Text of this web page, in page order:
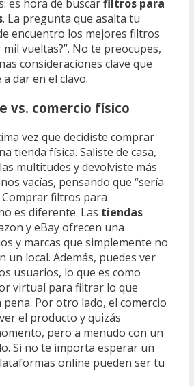
es hora de buscarfiltros para
. La pregunta que asalta tu
encuentro los mejores filtros
vueltas?”. No te preocupes,
consideraciones clave que
dar en el clavo.
vs. comercio físico
vez que decidiste comprar
tienda física. Saliste de casa,
multitudes y devolviste más
vacías, pensando que “sería
Comprar filtros para
es diferente. Las tiendas
y eBay ofrecen una
y marcas que simplemente no
un local. Además, puedes ver
usuarios, lo que es como
virtual para filtrar lo que
Por otro lado, el comercio
el producto y quizás
pero a menudo con un
Si no te importa esperar un
online pueden ser tu